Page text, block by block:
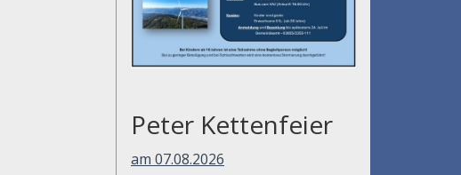
Peter Kettenfeier
am 07.08.2026